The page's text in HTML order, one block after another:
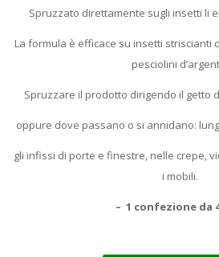
Spruzzato direttamente sugli insetti li
La formula è efficace su insetti striscianti
pesciolini
Spruzzare il prodotto dirigendo il getto
oppure dove passano o si annidano:
gli infissi di porte e finestre, nelle crepe,
i mobili.
– 1 confezione da